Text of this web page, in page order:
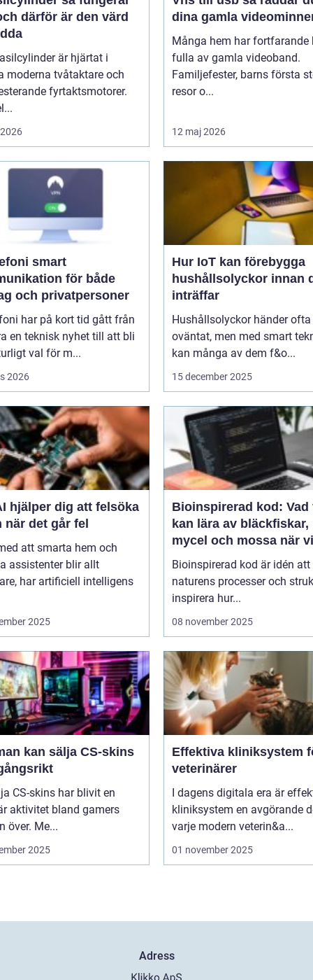
därför är den värd
är hjärtat i
moderna tvåtaktare och
fyrtaktsmotorer.
dina gamla
Många hem har fortfarande
fulla av gamla videoband.
Familjefester, barns första
resor o...
12 maj 2026
smart
för både
och privatpersoner
har på kort tid gått från
en teknisk nyhet till att bli
val för m...
2026
Hur IoT kan förebygga
hushållsolyckor innan
inträffar
Hushållsolyckor händer ofta
oväntat, men med smart
kan många av dem f&o...
15 december 2025
hjälper dig att felsöka
när det går fel
att smarta hem och
assistenter blir allt
har artificiell intelligens
2025
Bioinspirerad kod: Vad
kan lära av bläckfiskar,
mycel och mossa när vi
bygger nya system
Bioinspirerad kod är idén
naturens processer och
inspirera hur...
08 november 2025
kan sälja CS-skins
CS-skins har blivit en
aktivitet bland gamers
över. Me...
2025
Effektiva kliniksystem
veterinärer
I dagens digitala era är
kliniksystem en avgörande
varje modern veterin&a...
01 november 2025
Adress